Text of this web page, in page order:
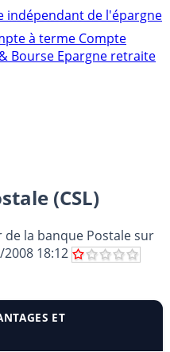
indépendant de l'épargne
à terme Compte
Bourse Epargne retraite
(CSL)
de la banque Postalesur
18:12
ET